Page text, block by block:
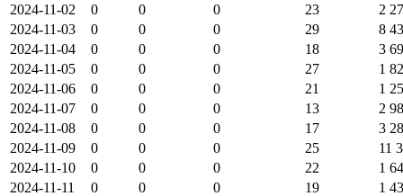
2024-11-02
0 0 0 23
2
2024-11-03
0 0 0 29
8
2024-11-04
0 0 0 18
3
2024-11-05
0 0 0 27
1
2024-11-06
0 0 0 21
1
2024-11-07
0 0 0 13
2
2024-11-08
0 0 0 17
3
2024-11-09
0 0 0 25
11
2024-11-10
0 0 0 22
1
2024-11-11
0 0 0 19
1